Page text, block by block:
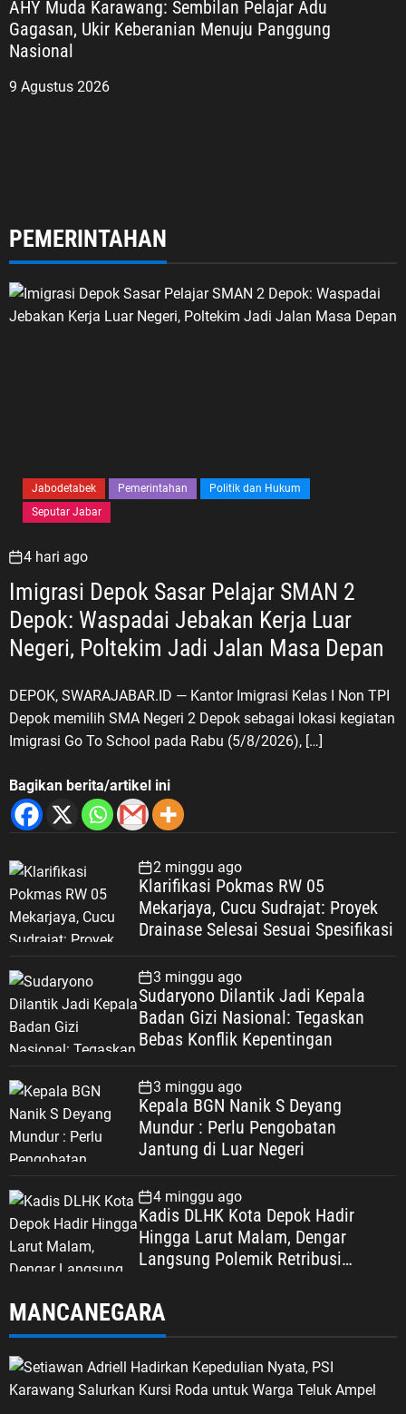
AHY Muda Karawang: Sembilan Pelajar Adu
Gagasan, Ukir Keberanian Menuju Panggung
Nasional
9 Agustus 2026
PEMERINTAHAN
Jabodetabek Pemerintahan
Politik dan Hukum
Seputar Jabar
4 hari ago
Imigrasi Depok Sasar Pelajar SMAN 2
Depok: Waspadai Jebakan Kerja Luar
DEPOK, SWARAJABAR.ID — Kantor Imigrasi Kelas I Non TPI
Depok memilih SMA Negeri 2 Depok sebagai lokasi kegiatan
Imigrasi Go To School pada Rabu (5/8/2026), […]
Bagikan berita/artikel ini
2 minggu ago
Klarifikasi Pokmas RW 05
Mekarjaya, Cucu Sudrajat: Proyek
Drainase Selesai Sesuai Spesifikasi
3 minggu ago
Sudaryono Dilantik Jadi Kepala
Badan Gizi Nasional: Tegaskan
Bebas Konflik Kepentingan
3 minggu ago
Kepala BGN Nanik S Deyang
Mundur : Perlu Pengobatan
Jantung di Luar Negeri
4 minggu ago
Kadis DLHK Kota Depok Hadir
Hingga Larut Malam, Dengar
Langsung Polemik Retribusi
MANCANEGARA